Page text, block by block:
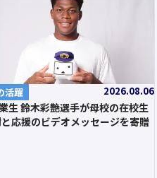
活躍 2026.08.06
生 鈴木彩艶選手が母校の在校生
応援のビデオメッセージを寄贈